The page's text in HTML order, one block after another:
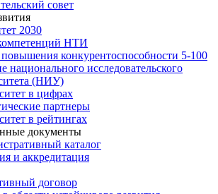
совет
2030
НТИ
конкурентоспособности 5-100
национального исследовательского
(НИУ)
в цифрах
партнеры
в рейтингах
документы
каталог
и аккредитация
договор